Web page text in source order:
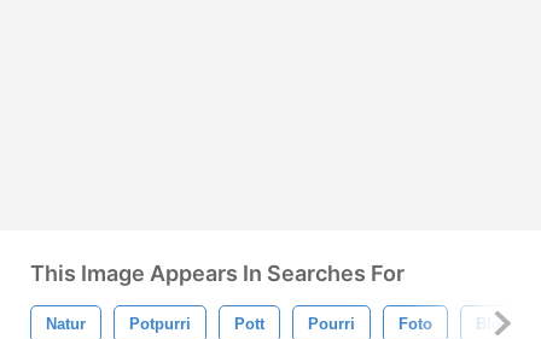
This Image Appears In Searches For
Natur Potpurri Pott Pourri Foto